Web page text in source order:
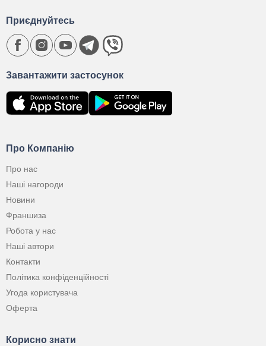
Про Компанію
Про нас
Наші нагороди
Новини
Франшиза
Робота у нас
Наші автори
Контакти
Політика конфіденційності
Угода користувача
Оферта
Корисно знати
Завантажити застосунок
Приєднуйтесь